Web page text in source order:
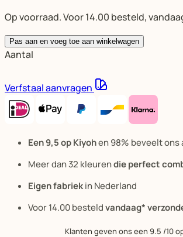
Op voorraad. Voor 14.00 besteld,
Pas aan en voeg toe aan winkelwagen
Aantal
Verfstaal aanvragen
Een 9,5 op Kiyohen 98% beveelt ons
Meer dan 32 kleurendie perfect
Eigen fabriekin Nederland
Voor 14.00 besteldvandaag*
Klanten geven ons een 9.5 /10